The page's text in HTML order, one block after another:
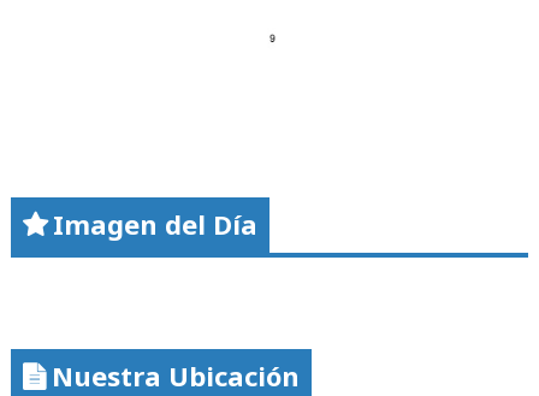
Imagen del Día
Nuestra Ubicación